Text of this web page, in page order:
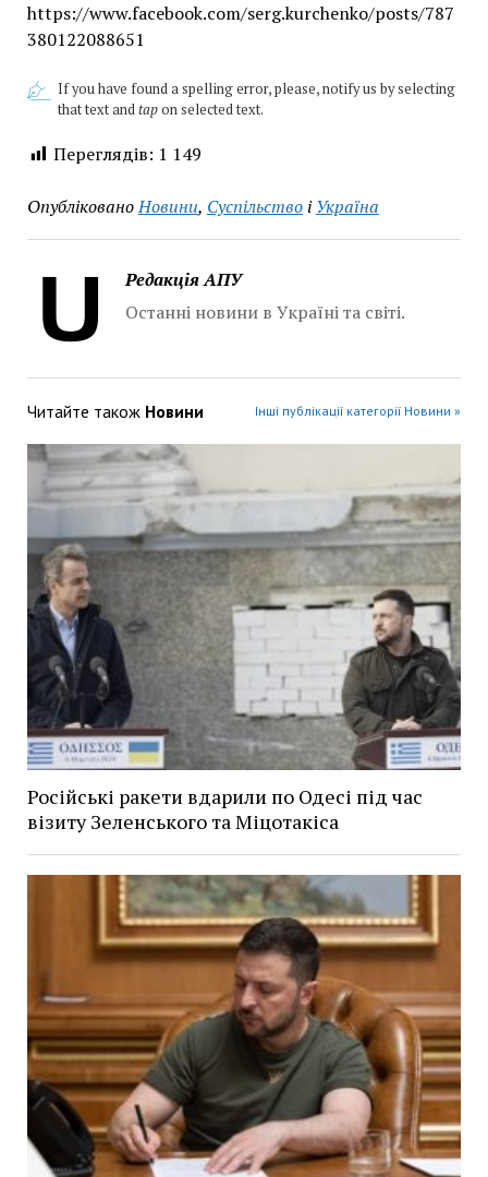
https://www.facebook.com/serg.kurchenko/posts/787
380122088651
If you have found a spelling error, please, notify us by selecting
that text andtapon selected text.
Переглядів: 1 149
ОпублікованоНовини, СуспільствоіУкраїна
Редакція АПУ
Останні новини в Україні та світі.
Читайте також Новини Інші публікації категорії Новини »
Російські ракети вдарили по Одесі під час
візиту Зеленського та Міцотакіса